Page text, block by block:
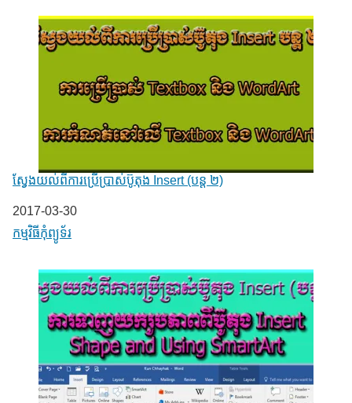
ស្វែងយល់ពីការប្រើប្រាស់ប៊ូតុង Insert (បន្ត ២)
Date
2017-03-30
In relation to
កម្មវិធីកុំព្យូទ័រ